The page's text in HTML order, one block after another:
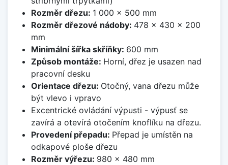
Rozměr dřezu: 1 000 x 500 mm
Rozměr dřezové nádoby: 478 x 430 x 200
mm
Minimální šířka skříňky: 600 mm
Způsob montáže: Horní, dřez je usazen nad
pracovní desku
Orientace dřezu: Otočný, vana dřezu může
být vlevo i vpravo
Excentrické ovládání výpusti - výpusť se
zavírá a otevírá otočením knoflíku na dřezu.
Provedení přepadu: Přepad je umístěn na
odkapové ploše dřezu
Rozměr výřezu: 980 x 480 mm